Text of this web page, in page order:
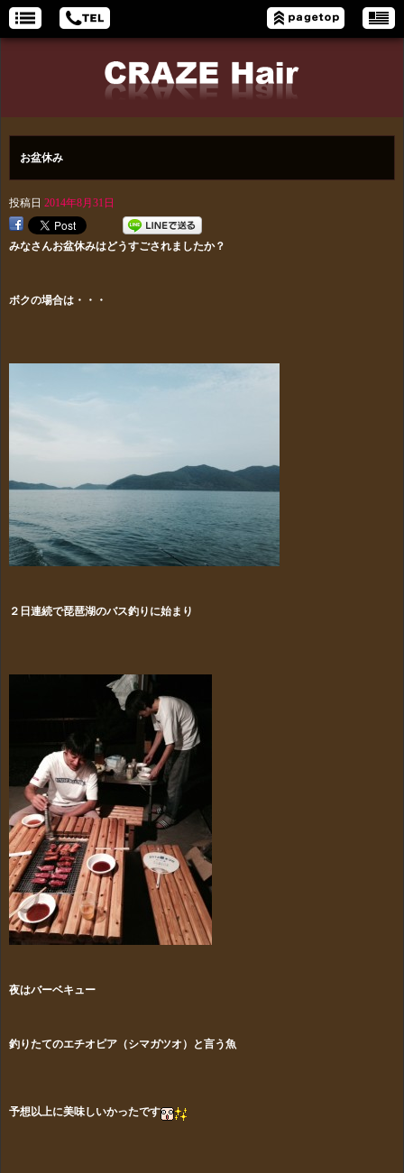
お盆休み
投稿日 2014年8月31日
みなさんお盆休みはどうすごされましたか？
ボクの場合は・・・
２日連続で琵琶湖のバス釣りに始まり
夜はバーベキュー
釣りたてのエチオピア（シマガツオ）と言う魚
予想以上に美味しいかったです